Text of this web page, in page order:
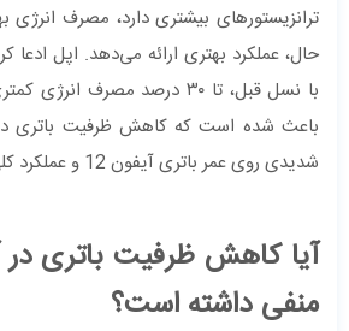
ترانزیستورهای بیشتری دارد، مصرف انرژی
با نسل قبل، تا ۳۰ درصد مصرف
شدیدی روی عمر باتری آیفون 12 و عملکرد کلی آن نداشته باشد.
منفی داشته است؟